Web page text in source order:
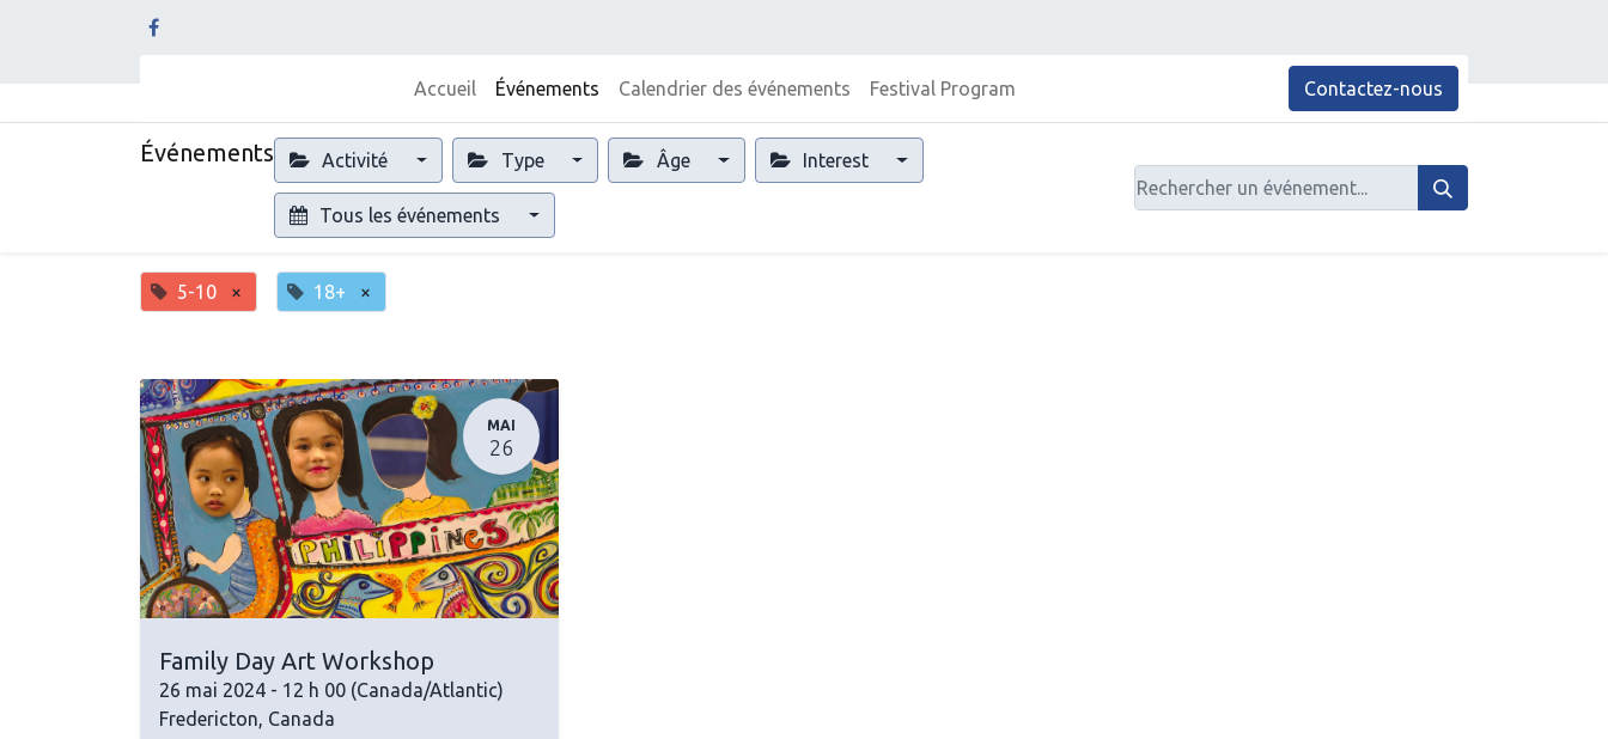
Accueil Événements Calendrier des événements Festival Program Contactez-nous
Événements Activité Type Âge Interest
Tous les événements
5-10 × 18+ ×
MAI
26
Family Day Art Workshop
26 mai 2024 - 12 h 00 (Canada/Atlantic)
Fredericton, Canada